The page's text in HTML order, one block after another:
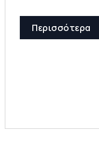
Περισσότερα